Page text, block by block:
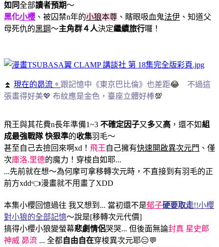
如同全部讀者預期～
黑化小櫻 、被囚禁n年的小狼本尊 、瞎眼吸血鬼法伊 、知道父
母死仇的黑鋼～主角群４人決定繼續旅行囉！
⏫ 現在的昴流。 跟記憶中《東京巴比倫》也差距😂 不過這
張畫得好美💖 布紋應是金色，臺座立體好棒💯
飛王與其花費n長年準備1~3 不確定因子又多又高 ，還不如組
成最強戰隊 快狠準的收集羽毛～
甚至自己去撿回來啊xd！ 飛王 自己擁有快速開啟異次元門 、僅
次庫洛.里德的魔力！穿梭自如耶...
...先前就在想～為何摩可拿移轉次元時，不直接到有羽毛的正
前方xdd👈漫畫就不用畫了XDD
本集小櫻回憶過往 我又想到... 當初還不是郁子硬要取走!!小櫻
對小狼的全部記憶～說是[移轉次元代價]
搞得小櫻小狼變螢幕悲劇情侶哭哭... 但後面無論封真 星史郎
神威 昴流 ... 全都自由自在穿梭異次元耶😑💬